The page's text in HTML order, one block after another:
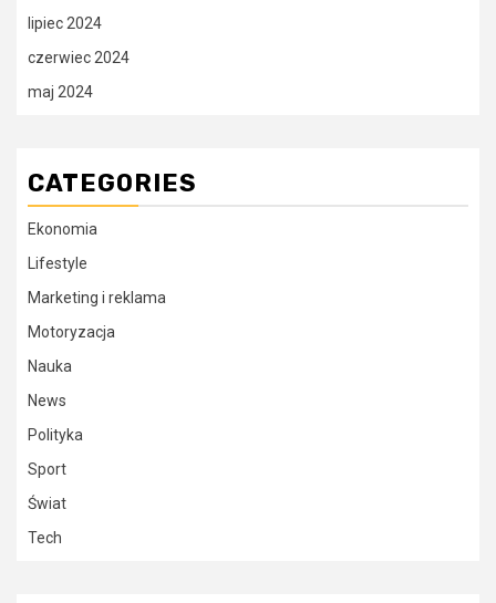
lipiec 2024
czerwiec 2024
maj 2024
CATEGORIES
Ekonomia
Lifestyle
Marketing i reklama
Motoryzacja
Nauka
News
Polityka
Sport
Świat
Tech